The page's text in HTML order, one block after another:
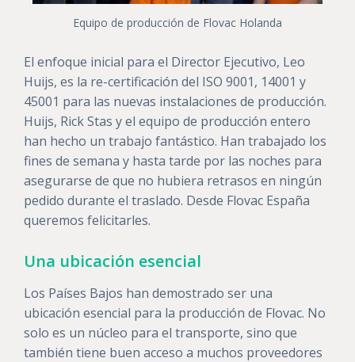
Equipo de producción de Flovac Holanda
El enfoque inicial para el Director Ejecutivo, Leo
Huijs, es la re-certificación del ISO 9001, 14001 y
45001 para las nuevas instalaciones de producción.
Huijs, Rick Stas y el equipo de producción entero
han hecho un trabajo fantástico. Han trabajado los
fines de semana y hasta tarde por las noches para
asegurarse de que no hubiera retrasos en ningún
pedido durante el traslado. Desde Flovac España
queremos felicitarles.
Una ubicación esencial
Los Países Bajos han demostrado ser una
ubicación esencial para la producción de Flovac. No
solo es un núcleo para el transporte, sino que
también tiene buen acceso a muchos proveedores